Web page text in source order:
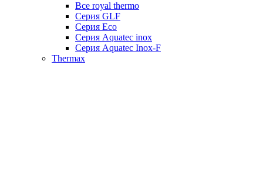
Все royal thermo
Серия GLF
Серия Eco
Серия Aquatec inox
Серия Aquatec Inox-F
Thermax